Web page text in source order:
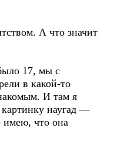
А что значит
17, мы с
в какой-то
И там я
наугад —
имею, что она